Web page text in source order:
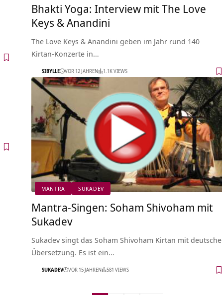
Bhakti Yoga: Interview mit The Love
Keys & Anandini
The Love Keys & Anandini geben im Jahr rund 140
Kirtan-Konzerte in…
SIBYLLE VOR 12 JAHREN 1.1K VIEWS
MANTRA SUKADEV
Mantra-Singen: Soham Shivoham mit
Sukadev
Sukadev singt das Soham Shivoham Kirtan mit deutsche
Übersetzung. Es ist ein…
SUKADEV VOR 15 JAHREN 581 VIEWS